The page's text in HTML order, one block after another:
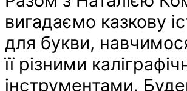
вигадаємо казкову
для букви,
її різними
інструментами.